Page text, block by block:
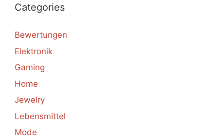
Categories
Bewertungen
Elektronik
Gaming
Home
Jewelry
Lebensmittel
Mode